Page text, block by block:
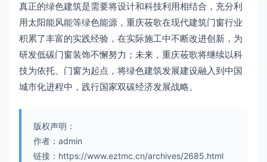
真正的绿色建筑是需要将设计和科技利用相结合，充分利
用太阳能风能等绿色能源，重庆莜歌在现代建筑门窗行业
积累了丰富的实践经验，在实际施工中不断改进创新，为
研发低碳门窗装饰不懈努力；未来，重庆莜歌将继续以科
技为依托、门窗为起点，将绿色建筑发展建设融入到中国
城市化进程中，践行国家双碳经济发展战略。
版权声明：
作者：admin
链接：https://www.eztmc.cn/archives/2685.html